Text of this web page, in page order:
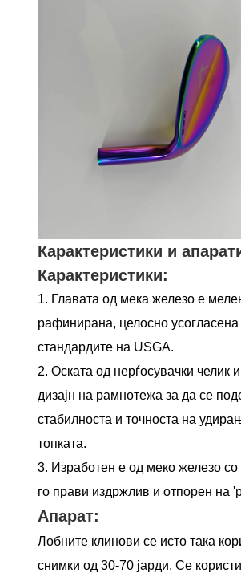
Карактеристики и
Карактеристики:
1. Главата од мека железо е
рафинирана, целосно усогласена
стандардите на USGA.
2. Оската од нерѓосувачки челик
дизајн на рамнотежа за да се
стабилноста и точноста на
топката.
3. Изработен е од меко железо
го прави издржлив и отпорен на
Апарат:
Лобните клинови се исто така
снимки од 30-70 јарди. Се